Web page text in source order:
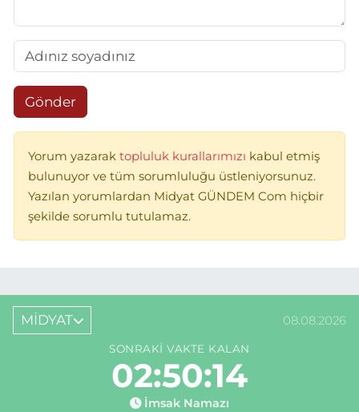
Gönder
Yorum yazarak topluluk kurallarımızı kabul etmiş
bulunuyor ve tüm sorumluluğu üstleniyorsunuz.
Yazılan yorumlardan Midyat GÜNDEM Com hiçbir
şekilde sorumlu tutulamaz.
MİDYAT 08.08.2026
SONRAKI VAKTE KALAN
02:50:14
İmsak Namazı